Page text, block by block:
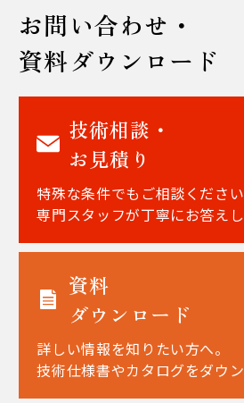
お問い合わせ・
資料ダウンロード
技術相談・
お見積り
特殊な条件でもご相談ください
専門スタッフが丁寧にお答えし
資料
ダウンロード
詳しい情報を知りたい方へ。
技術仕様書やカタログをダウン